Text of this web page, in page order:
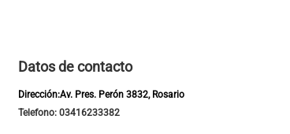
Datos de contacto
Dirección:Av. Pres. Perón 3832, Rosario
Telefono: 03416233382